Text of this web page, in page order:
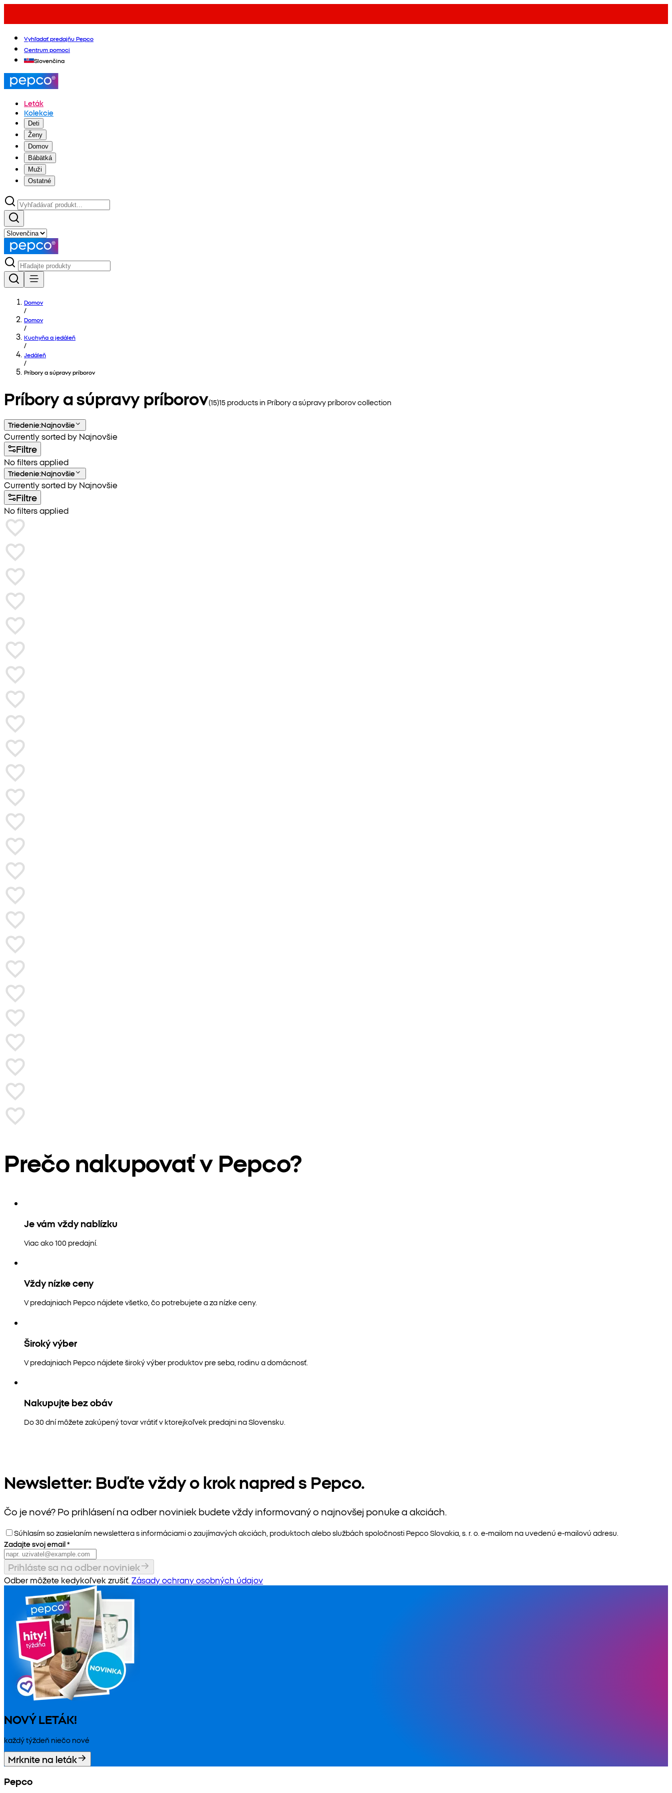
Vyhľadať predajňu Pepco
Centrum pomoci
Slovenčina
Leták
Kolekcie
Deti
Ženy
Domov
Bábätká
Muži
Ostatné
Domov
/
Domov
/
Kuchyňa a jedáleň
/
Jedáleň
/
Príbory a súpravy príborov
Príbory a súpravy príborov(15)15products in Príbory a súpravy príborovcollection
Triedenie:Najnovšie
Currently sorted by Najnovšie
Filtre
No filters applied
Triedenie:Najnovšie
Currently sorted by Najnovšie
Filtre
No filters applied
Prečo nakupovať v Pepco?
Je vám vždy nablízku
Viac ako 100 predajní.
Vždy nízke ceny
V predajniach Pepco nájdete všetko, čo potrebujete a za nízke ceny.
Široký výber
V predajniach Pepco nájdete široký výber produktov pre seba, rodinu a domácnosť.
Nakupujte bez obáv
Do 30 dní môžete zakúpený tovar vrátiť v ktorejkoľvek predajni na Slovensku.
Newsletter: Buďte vždy o krok napred s Pepco.
Čo je nové? Po prihlásení na odber noviniek budete vždy informovaný o najnovšej ponuke a akciách.
Súhlasím so zasielaním newslettera s informáciami o zaujímavých akciách, produktoch alebo službách spoločnosti Pepco Slovakia, s. r. o. e-mailom na uvedenú e-mailovú adresu.
Zadajte svoj email*
Prihláste sa na odber noviniek
Odber môžete kedykoľvek zrušiť. Zásady ochrany osobných údajov
NOVÝ LETÁK!
každý týždeň niečo nové
Mrknite na leták
Pepco